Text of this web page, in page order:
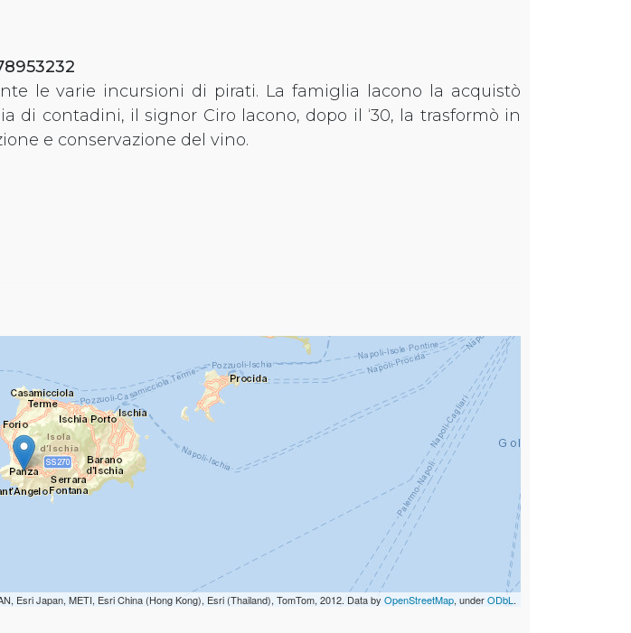
le varie incursioni di pirati. La famiglia lacono la acquistò
di contadini, il signor Ciro lacono, dopo il ‘30, la trasformò in
e conservazione del vino.
Esri Japan, METI, Esri China (Hong Kong), Esri (Thailand), TomTom, 2012. Data by OpenStreetMap, underODbL .